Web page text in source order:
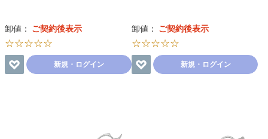
卸値： ご契約後表示
☆☆☆☆☆
新規・ログイン
卸値： ご契約後表示
☆☆☆☆☆
新規・ログイン